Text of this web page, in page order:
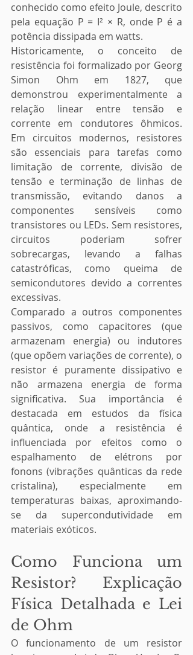
conhecido como efeito Joule, descrito
pela equação P = I² × R, onde P é a
potência dissipada em watts.
Historicamente, o conceito de
resistência foi formalizado por Georg
Simon Ohm em 1827, que
demonstrou experimentalmente a
relação linear entre tensão e
corrente em condutores ôhmicos.
Em circuitos modernos, resistores
são essenciais para tarefas como
limitação de corrente, divisão de
tensão e terminação de linhas de
transmissão, evitando danos a
componentes sensíveis como
transistores ou LEDs. Sem resistores,
circuitos poderiam sofrer
sobrecargas, levando a falhas
catastróficas, como queima de
semicondutores devido a correntes
excessivas.
Comparado a outros componentes
passivos, como capacitores (que
armazenam energia) ou indutores
(que opõem variações de corrente), o
resistor é puramente dissipativo e
não armazena energia de forma
significativa. Sua importância é
destacada em estudos da física
quântica, onde a resistência é
influenciada por efeitos como o
espalhamento de elétrons por
fonons (vibrações quânticas da rede
cristalina), especialmente em
temperaturas baixas, aproximando-
se da supercondutividade em
materiais exóticos.
Como Funciona um
Resistor? Explicação
Física Detalhada e Lei
de Ohm
O funcionamento de um resistor